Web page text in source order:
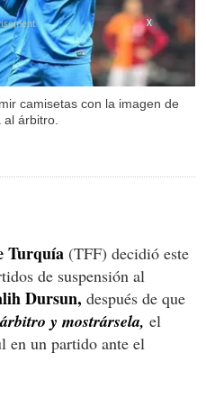
camisetas con la imagen de
árbitro.
X
Turquía (TFF) decidió este
de suspensión al
Dursun, después de que
y mostrársela, el
en un partido ante el